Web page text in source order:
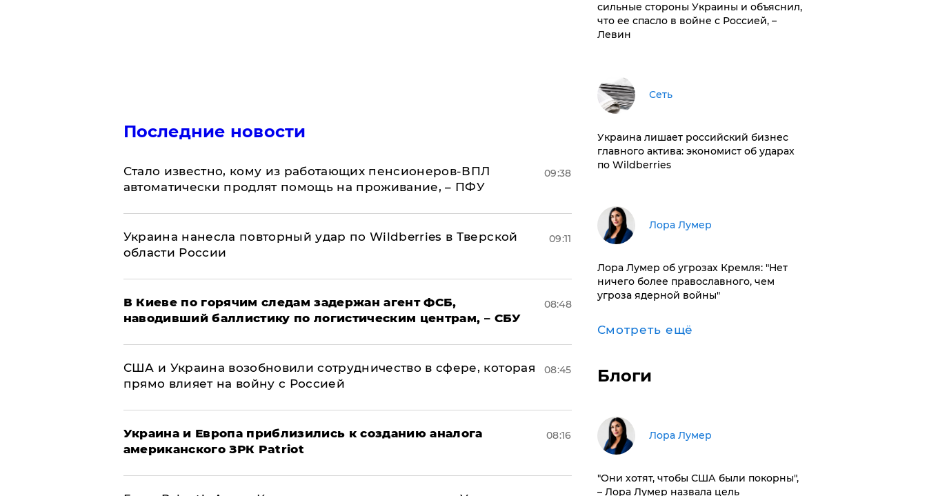
Последние новости
Стало известно, кому из работающих пенсионеров-ВПЛ
автоматически продлят помощь на проживание, – ПФУ
09:38
Украина нанесла повторный удар по Wildberries в Тверской
области России
09:11
В Киеве по горячим следам задержан агент ФСБ,
наводивший баллистику по логистическим центрам, – СБУ
08:48
США и Украина возобновили сотрудничество в сфере, которая
прямо влияет на войну с Россией
08:45
Украина и Европа приблизились к созданию аналога
американского ЗРК Patriot
08:16
сильные стороны Украины и объяснил,
что ее спасло в войне с Россией, –
Левин
Сеть
​Украина лишает российский бизнес
главного актива: экономист об ударах
по Wildberries
​Лора Лумер
Лора Лумер об угрозах Кремля: "Нет
ничего более православного, чем
угроза ядерной войны"
Смотреть ещё
Блоги
​Лора Лумер
"Они хотят, чтобы США были покорны",
– Лора Лумер назвала цель